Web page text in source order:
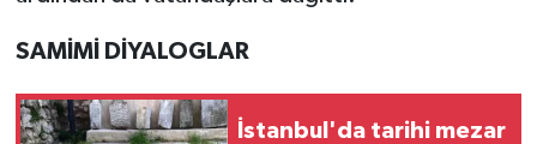
SAMİMİ DİYALOGLAR
İstanbul'da tarihi mezar